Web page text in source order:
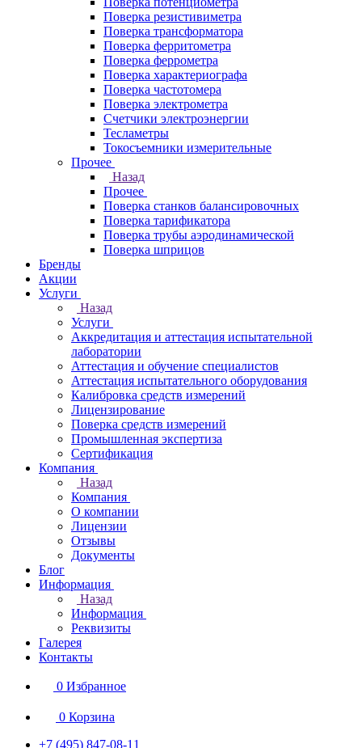
Поверка резистивиметра
Поверка трансформатора
Поверка ферритометра
Поверка феррометра
Поверка характериографа
Поверка частотомера
Поверка электрометра
Счетчики электроэнергии
Тесламетры
Токосъемники измерительные
Прочее
Назад
Прочее
Поверка станков балансировочных
Поверка тарификатора
Поверка трубы аэродинамической
Поверка шприцов
Бренды
Акции
Услуги
Назад
Услуги
Аккредитация и аттестация испытательной
лаборатории
Аттестация и обучение специалистов
Аттестация испытательного оборудования
Калибровка средств измерений
Лицензирование
Поверка средств измерений
Промышленная экспертиза
Сертификация
Компания
Назад
Компания
О компании
Лицензии
Отзывы
Документы
Блог
Информация
Назад
Информация
Реквизиты
Галерея
Контакты
0 Избранное
0 Корзина
+7 (495) 847-08-11